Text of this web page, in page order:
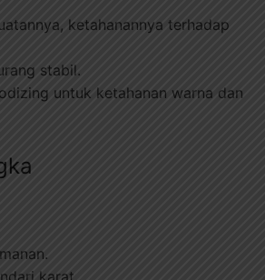
ketahanannya terhadap
stabil.
untuk ketahanan warna dan
karat.